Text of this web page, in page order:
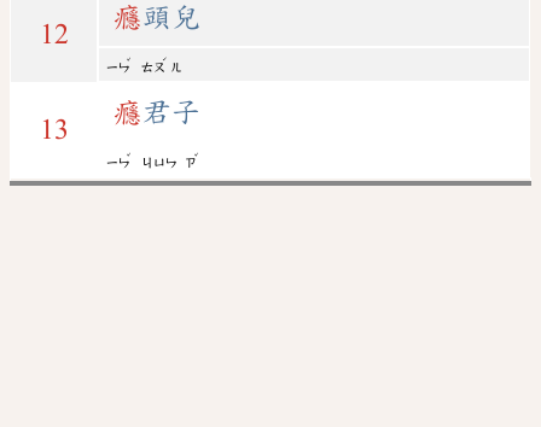
12
癮頭兒
ㄧㄣ
ˇ
ㄊㄡ
ˊ
ㄦ
13
癮君子
ㄧㄣ
ˇ
ㄐㄩㄣ ㄗ
ˇ